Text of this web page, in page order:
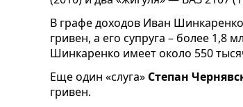
В графе доходов Иван Шинкаренко
гривен, а его супруга – более 1,8
Шинкаренко имеет около 550
Еще один «слуга» Степан
гривен.